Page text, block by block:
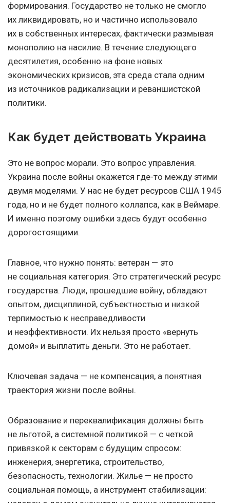
формирования. Государство не только не смогло
их ликвидировать, но и частично использовало
их в собственных интересах, фактически размывая
монополию на насилие. В течение следующего
десятилетия, особенно на фоне новых
экономических кризисов, эта среда стала одним
из источников радикализации и реваншистской
политики.
Как будет действовать Украина
Это не вопрос морали. Это вопрос управления.
Украина после войны окажется где-то между этими
двумя моделями. У нас не будет ресурсов США 1945
года, но и не будет полного коллапса, как в Веймаре.
И именно поэтому ошибки здесь будут особенно
дорогостоящими.
Главное, что нужно понять: ветеран — это
не социальная категория. Это стратегический ресурс
государства. Люди, прошедшие войну, обладают
опытом, дисциплиной, субъектностью и низкой
терпимостью к несправедливости
и неэффективности. Их нельзя просто «вернуть
домой» и выплатить деньги. Это не работает.
Ключевая задача — не компенсация, а понятная
траектория жизни после войны.
Образование и переквалификация должны быть
не льготой, а системной политикой — с четкой
привязкой к секторам с будущим спросом:
инженерия, энергетика, строительство,
безопасность, технологии. Жилье — не просто
социальная помощь, а инструмент стабилизации: